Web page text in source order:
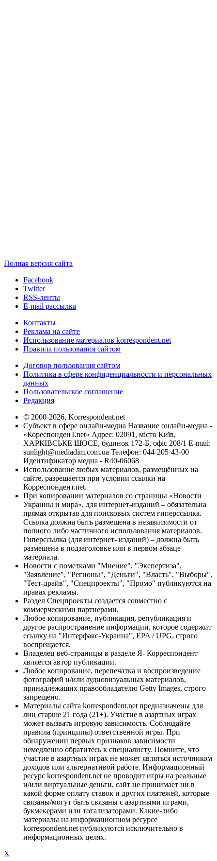
Полная версия сайта
Facebook
Twitter
RSS-ленты
E-mail рассылка
Контакты
Реклама на сайте
Использование материалов korrespondent.net
Правила пользования сайтом
Договор пользования сайтом
Политика в сфере конфиденциальности и персональных
данных
Пользовательское соглашение
Редакция
© 2000-2026, Korrespondent.net
Субъект в сфере онлайн-медиа Название онлайн-медиа -
«КореспонденТ.net» Адрес: 02091, місто Київ,
ХАРКІВСЬКЕ ШОСЕ, будинок 172-Б, офіс 208/1 E-mail:
sunlight@mediadim.com.ua Телефон: 044-205-43-00
Идентификатор медиа - R40-06068
Использование любых материалов, размещённых на
сайте, разрешается при условии ссылки на
Корреспондент.net.
При копировании материалов со страницы «Новости
Украины и мира», для интернет-изданий – обязательна
прямая открытая для поисковых систем гиперссылка.
Ссылка должна быть размещена в независимости от
полного либо частичного использования материалов.
Гиперссылка (для интернет- изданий) – должна быть
размещена в подзаголовке или в первом абзаце
материала.
Новости с пометками "Мнение", "Экспертиза",
"Заявление", "Регионы", "Деньги", "Власть", "Выборы",
"Тест-драйв", "Спецпроекты", "Промо" публикуются на
правах рекламы.
Раздел Спецпроекты создается совместно с
коммерческими партнерами.
Любое копирование, публикация, републикация и
другое распространение информации, которое содержит
ссылку на "Интерфакс-Украина", EPA / UPG, строго
воспрещается.
Владелец веб-страницы в разделе Я- Корреспондент
является автор публикации.
Любое копирование, перепечатка и воспроизведение
фотографий и/или аудиовизуальных материалов,
принадлежащих правообладателю Getty Images, строго
запрещено.
Материалы сайта korrespondent.net предназначены для
лиц старше 21 года (21+). Участие в азартных играх
может вызвать игровую зависимость. Соблюдайте
правила (принципы) ответственной игры. При
обнаружении первых признаков зависимости
немедленно обратитесь к специалисту. Помните, что
участие в азартных играх не может являться источником
доходов или альтернативой работе. Информационный
ресурс korrespondent.net не проводит игры на реальные
и/или виртуальные деньги, сайт не принимает ни в
какой форме оплату ставок и других платежей, которые
связаны/могут быть связаны с азартными играми,
букмекерами или тотализаторами. Какие-либо
материалы на информационном ресурсе
korrespondent.net публикуются исключительно в
информационных целях.
X